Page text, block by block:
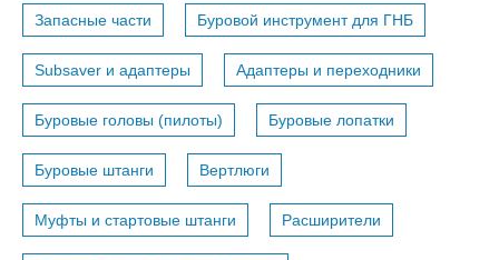
Запасные части Буровой инструмент для ГНБ
Subsaver и адаптеры Адаптеры и переходники
Буровые головы (пилоты) Буровые лопатки
Буровые штанги Вертлюги
Муфты и стартовые штанги Расширители